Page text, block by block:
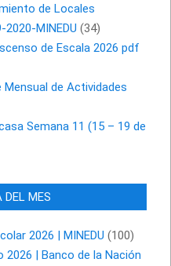
de Locales
2020-MINEDU (34)
de Escala 2026 pdf
de Actividades
Semana 11 (15 – 19 de
DEL MES
2026 | MINEDU (100)
2026 | Banco de la Nación